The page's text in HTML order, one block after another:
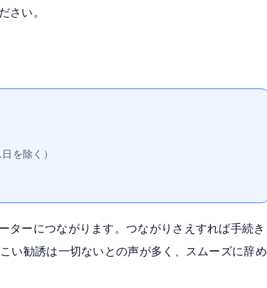
さい。
を除く）
ターにつながります。つながりさえすれば手続き
い勧誘は一切ないとの声が多く、スムーズに辞め